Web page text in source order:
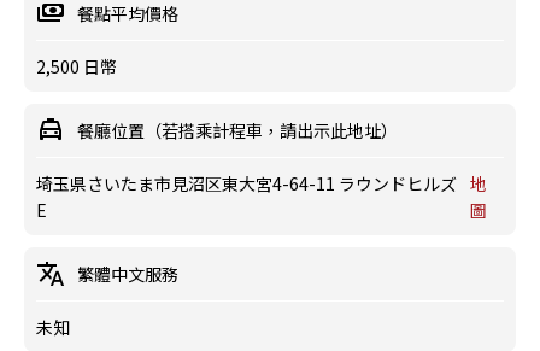
餐點平均價格
2,500 日幣
餐廳位置（若搭乘計程車，請出示此地址）
埼玉県さいたま市見沼区東大宮4-64-11 ラウンドヒルズ
E
地
圖
繁體中文服務
未知